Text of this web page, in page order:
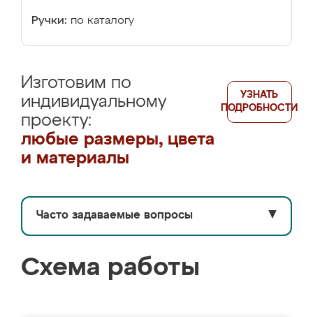
Ручки: по каталогу
Изготовим по
индивидуальному
проекту:
любые размеры, цвета
и материалы
УЗНАТЬ
ПОДРОБНОСТИ
Часто задаваемые вопросы ▼
Схема работы